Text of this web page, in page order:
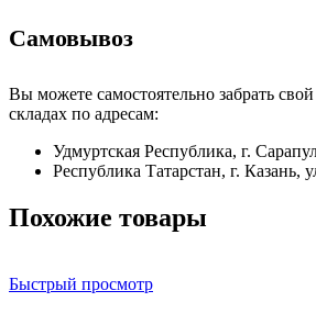
Самовывоз
Вы можете самостоятельно забрать
складах по адресам:
Удмуртская Республика, г.
Республика Татарстан, г. Казань,
Похожие товары
Быстрый просмотр